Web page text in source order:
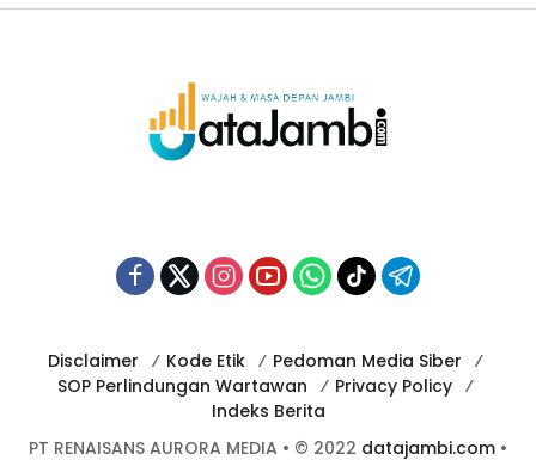
Disclaimer Kode Etik
Pedoman Media Siber
SOP Perlindungan Wartawan
Privacy Policy
Indeks Berita
PT RENAISANS AURORA MEDIA • © 2022 datajambi.com •